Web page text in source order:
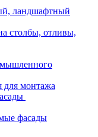
ландшафтный
столбы, отливы,
для монтажа
фасады